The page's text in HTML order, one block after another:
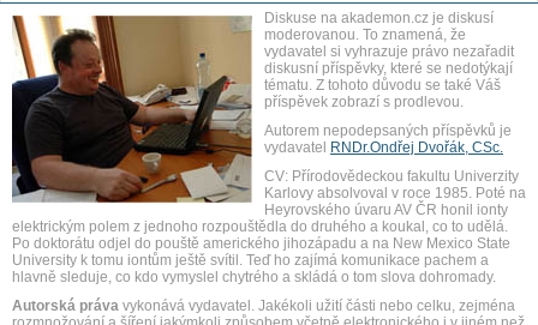
Diskuse na akademon.cz je diskusí
moderovanou. To znamená, že
vydavatel si vyhrazuje právo nezařadit
diskusní příspěvky, které se nedotýkají
tématu. Z tohoto důvodu se také Váš
příspěvek zobrazí s prodlevou.
Autorem nepodepsaných příspěvků je
vydavatel
RNDr.Ondřej Dvořák, CSc.
CV: Přírodovědeckou fakultu Univerzity
Karlovy absolvoval v roce 1985. Poté na
Heyrovského úvaru AV ČR honil ionty
elektrickým polem z jednoho rozpouštědla do druhého a koukal, co to udělá.
Po doktorátu odjel do pouště amerického jihozápadu a na New Mexico State
University k tomu iontům ještě svítil. Teď ho zajímá komunikace pachem a
hlavně sleduje, co kdo vymyslel chytrého a skládá o tom slova dohromady.
Autorská práva vykonává vydavatel. Jakékoli užití části nebo celku, zejména